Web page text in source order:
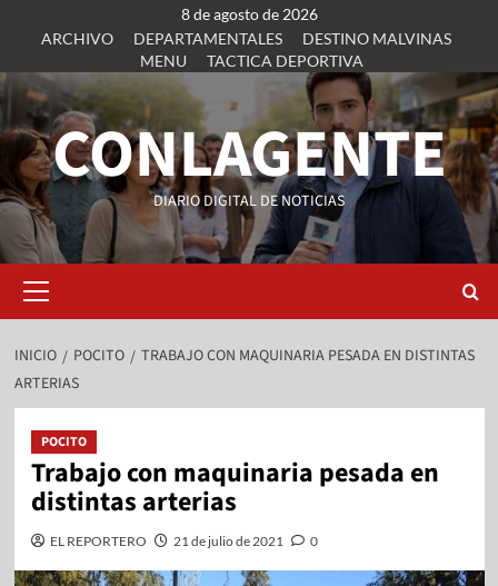
8 de agosto de 2026
ARCHIVO
DEPARTAMENTALES
DESTINO MALVINAS
MENU
TACTICA DEPORTIVA
CONLAGENTE
DIARIO DIGITAL DE NOTICIAS
INICIO POCITO
TRABAJO CON MAQUINARIA PESADA EN DISTINTAS
ARTERIAS
POCITO
Trabajo con maquinaria pesada en
distintas arterias
EL REPORTERO 21 de julio de 2021 0